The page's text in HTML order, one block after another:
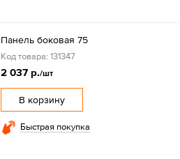
Панель боковая 75
Код товара: 131347
2 037 р./шт
В корзину
Быстрая покупка